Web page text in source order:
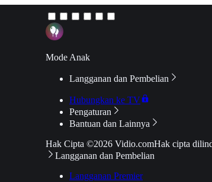
Mode Anak
Langganan dan Pembelian
Hubungkan ke TV
Pengaturan
Bantuan dan Lainnya
Hak Cipta ©2026 Vidio.comHak cipta
Langganan dan Pembelian
Langganan Premier